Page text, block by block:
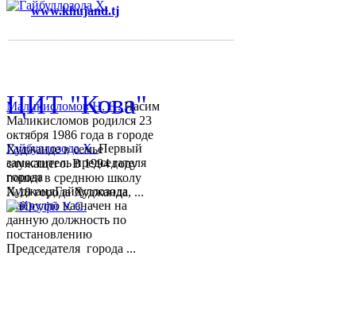
Гайбуллозода Х.Первый
заместитель председателя
города
ХуджандГайбуллозода
Хайрулло назначен на
данную должность по
постановлению
Председателя города ...
Маликисломов Н. Н.Насим
Маликисломов родился 23
октября 1986 года в городе
Худжанде в семье
служащего. В 1994 году
пошел в среднюю школу
№18 города Худжанда, ...
www.khujand.tj
ЦИТ "Кова"